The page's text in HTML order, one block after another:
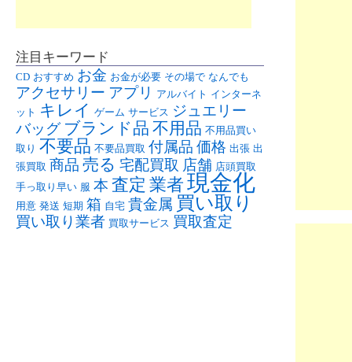
注目キーワード
CD おすすめ お金 お金が必要 その場で なんでも
アクセサリー アプリ アルバイト インターネ
ット
キレイ ゲーム サービス ジュエリー
バッグ ブランド品 不用品 不用品買い
取り 不要品 不要品買取 付属品 価格 出張 出
張買取 商品 売る 宅配買取 店舗 店頭買取
手っ取り早い 服 本 査定 業者 現金化
用意 発送 短期 箱 自宅 貴金属 買い取り
買い取り業者 買取サービス 買取査定